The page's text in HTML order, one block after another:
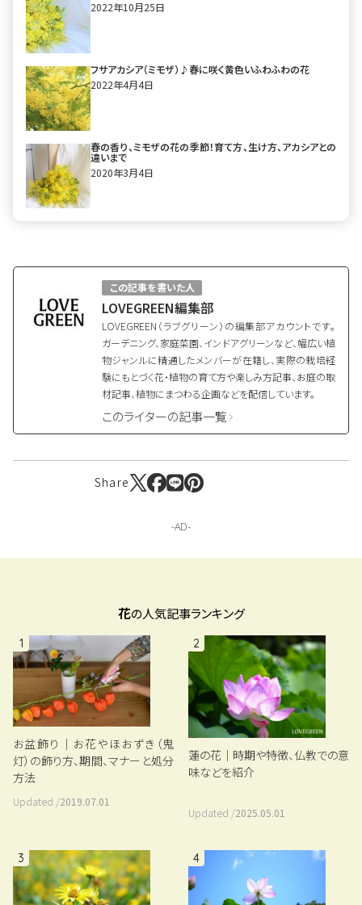
2022年10月25日
フサアカシア（ミモザ）♪春に咲く黄色いふわふわの花
2022年4月4日
春の香り、ミモザの花の季節！育て方、生け方、アカシアとの
違いまで
2020年3月4日
この記事を書いた人
LOVEGREEN編集部
LOVEGREEN（ラブグリーン）の編集部アカウントです。
ガーデニング、家庭菜園、インドアグリーンなど、幅広い植
物ジャンルに精通したメンバーが在籍し、実際の栽培経
験にもとづく花・植物の育て方や楽しみ方記事、お庭の取
材記事、植物にまつわる企画などを配信しています。
このライターの記事一覧
Share
花の人気記事ランキング
1
お盆飾り｜お花やほおずき（鬼
灯）の飾り方、期間、マナーと処分
方法
Updated /2019.07.01
2
蓮の花｜時期や特徴、仏教での意
味などを紹介
Updated /2025.05.01
3 4